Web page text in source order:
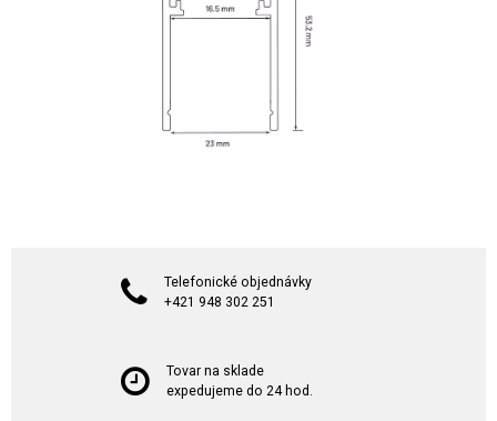
Telefonické objednávky
+421 948 302 251
Tovar na sklade
expedujeme do 24 hod.